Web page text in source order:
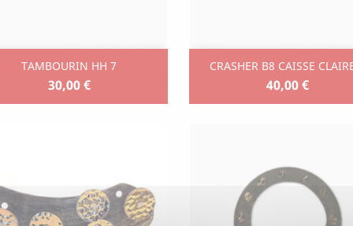
TAMBOURIN HH 7
30,00 €
Aperçu rapide CRASHER B8 CAISSE
40,00 €
Aperçu rapide